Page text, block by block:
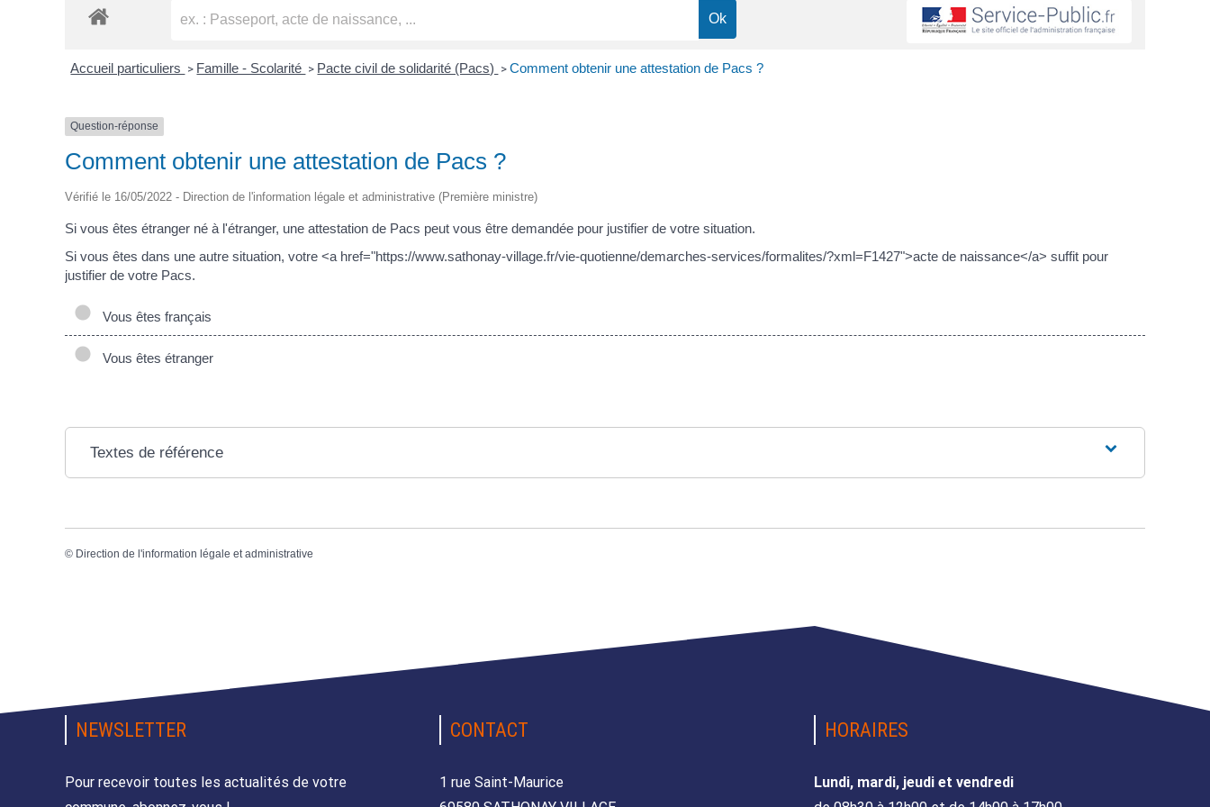
Accueil particuliers > Famille - Scolarité > Pacte civil de solidarité (Pacs) > Comment obtenir une attestation de Pacs ?
Question-réponse
Comment obtenir une attestation de Pacs ?
Vérifié le 16/05/2022 - Direction de l'information légale et administrative (Première ministre)
Si vous êtes étranger né à l'étranger, une attestation de Pacs peut vous être demandée pour justifier de votre situation.
Si vous êtes dans une autre situation, votre <a href="https://www.sathonay-village.fr/vie-quotienne/demarches-services/formalites/?xml=F1427">acte de naissance</a> suffit pour
justifier de votre Pacs.
Vous êtes français
Vous êtes étranger
Textes de référence
© Direction de l'information légale et administrative
NEWSLETTER
Pour recevoir toutes les actualités de votre
CONTACT
1 rue Saint-Maurice
HORAIRES
Lundi, mardi, jeudi et vendredi